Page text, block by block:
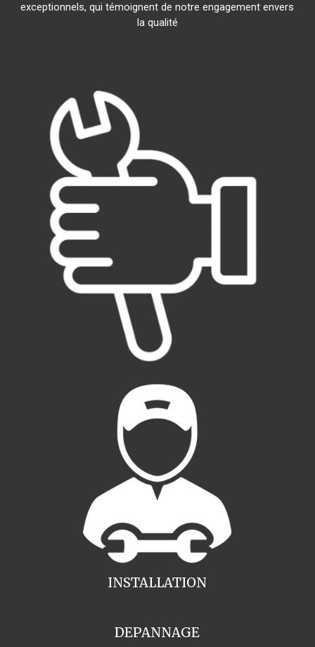
exceptionnels, qui témoignent de notre engagement envers
la qualité
INSTALLATION
DEPANNAGE